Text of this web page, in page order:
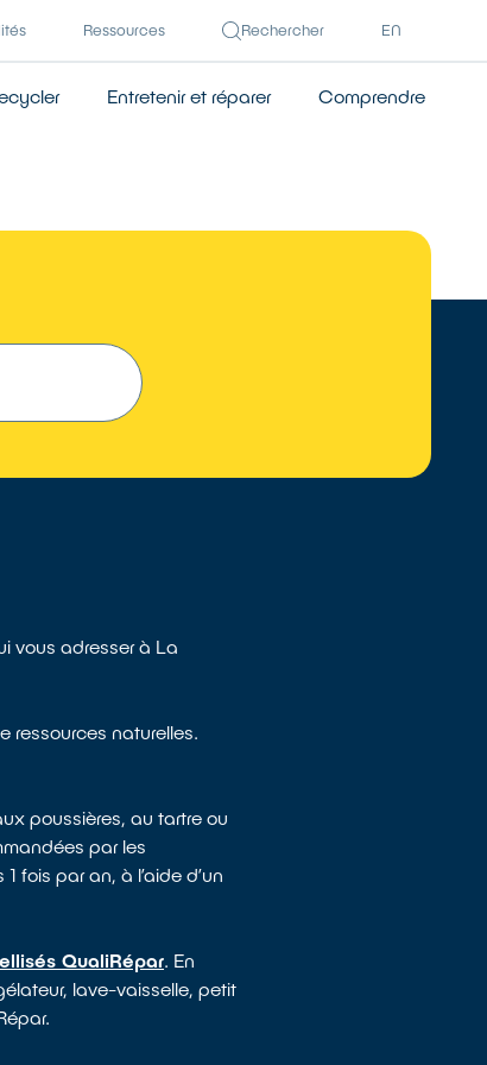
Ressources Rechercher EN
Entretenir et réparer Comprendre
vous adresser à La
ressources naturelles.
poussières, au tartre ou
par les
fois par an, à l’aide d’un
QualiRépar. En
lave-vaisselle, petit